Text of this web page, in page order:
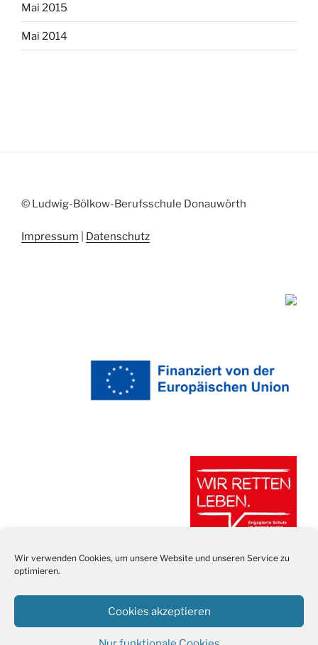
Wir verwenden Cookies, um unsere Website und unseren Service zu
optimieren.
Cookies akzeptieren
Mai 2015
Mai 2014
© Ludwig-Bölkow-Berufsschule Donauwörth
Impressum Datenschutz